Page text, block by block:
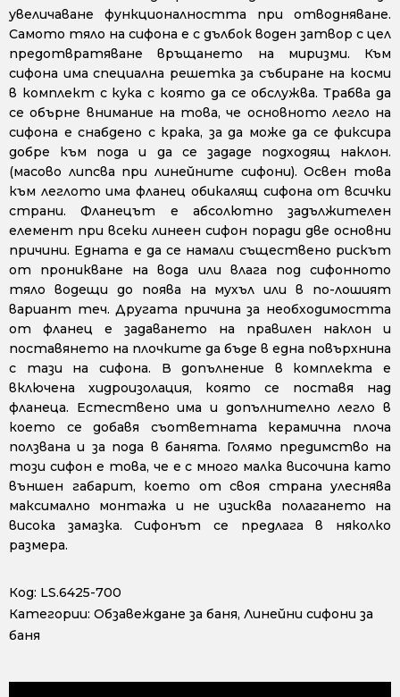
увеличаване функционалността при отводняване.
Самото тяло на сифона е с дълбок воден затвор с цел
предотвратяване връщането на миризми. Към
сифона има специална решетка за събиране на косми
в комплект с кука с която да се обслужва. Трабва да
се обърне внимание на това, че основното легло на
сифона е снабдено с крака, за да може да се фиксира
добре към пода и да се зададе подходящ наклон.
(масово липсва при линейните сифони). Освен това
към леглото има фланец обикалящ сифона от всички
страни. Фланецът е абсолютно задължителен
елемент при всеки линеен сифон поради две основни
причини. Едната е да се намали съществено рискът
от проникване на вода или влага под сифонното
тяло водещи до поява на мухъл или в по-лошият
вариант теч. Другата причина за необходимостта
от фланец е задаването на правилен наклон и
поставянето на плочките да бъде в една повърхнина
с тази на сифона. В допълнение в комплекта е
включена хидроизолация, която се поставя над
фланеца. Естествено има и допълнително легло в
което се добавя съответната керамична плоча
ползвана и за пода в банята. Голямо предимство на
този сифон е това, че е с много малка височина като
външен габарит, което от своя страна улеснява
максимално монтажа и не изисква полагането на
висока замазка. Сифонът се предлага в няколко
размера.
Код: LS.6425-700
Категории: Обзавеждане за баня, Линейни сифони за
баня